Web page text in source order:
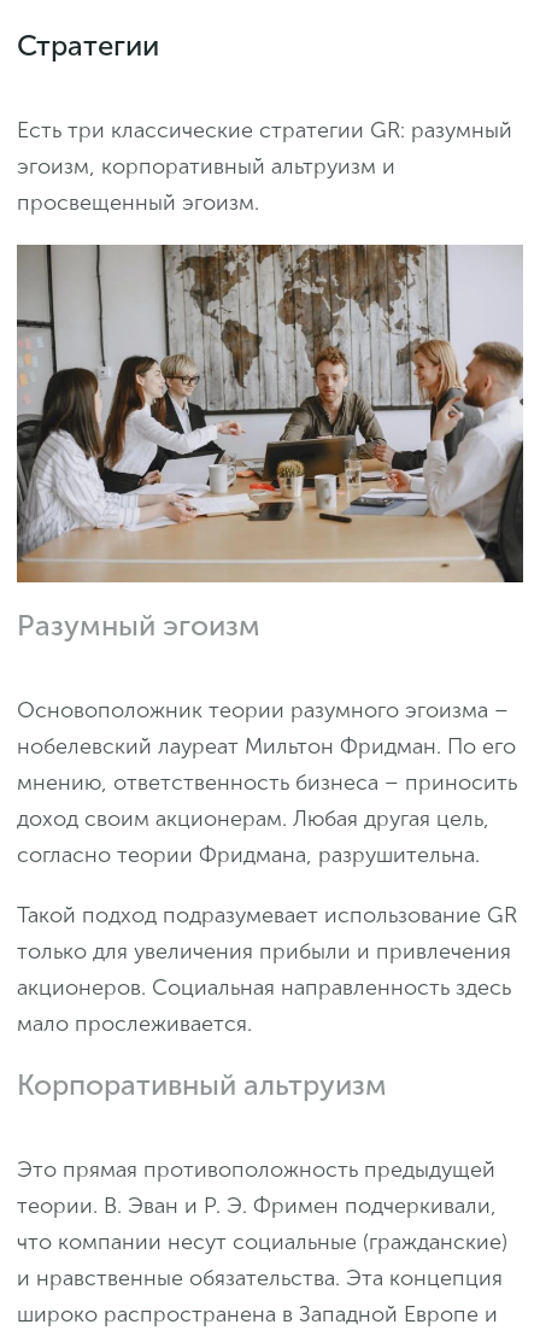
Стратегии
Есть три классические стратегии GR: разумный
эгоизм, корпоративный альтруизм и
просвещенный эгоизм.
Разумный эгоизм
Основоположник теории разумного эгоизма –
нобелевский лауреат Мильтон Фридман. По его
мнению, ответственность бизнеса – приносить
доход своим акционерам. Любая другая цель,
согласно теории Фридмана, разрушительна.
Такой подход подразумевает использование GR
только для увеличения прибыли и привлечения
акционеров. Социальная направленность здесь
мало прослеживается.
Корпоративный альтруизм
Это прямая противоположность предыдущей
теории. В. Эван и Р. Э. Фримен подчеркивали,
что компании несут социальные (гражданские)
и нравственные обязательства. Эта концепция
широко распространена в Западной Европе и